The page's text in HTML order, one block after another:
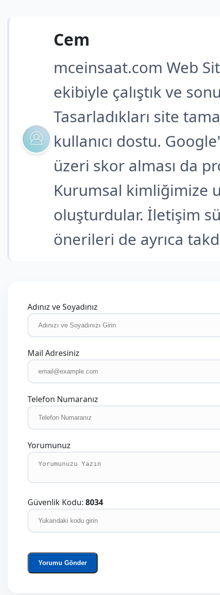
Cem
mceinsaat.com Web
ekibiyle çalıştık ve
Tasarladıkları site
kullanıcı dostu.
üzeri skor alması da
Kurumsal kimliğimize
oluşturdular. İletişim
önerileri de ayrıca
Adınız ve Soyadınız
Mail Adresiniz
Telefon Numaranız
Yorumunuz
Güvenlik Kodu: 8034
Yorumu Gönder